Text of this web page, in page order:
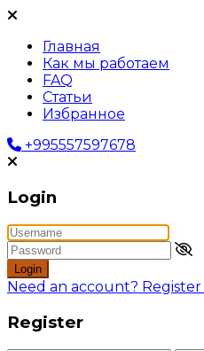
Главная
Как мы работаем
FAQ
Статьи
Избранное
+995557597678
Login
Login
Need an account? Register
Register